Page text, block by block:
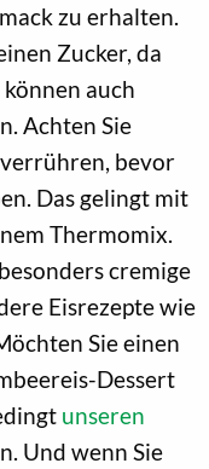
zu erhalten.
Zucker, da
auch
Achten Sie
bevor
Das gelingt mit
Thermomix.
cremige
Eisrezepte wie
Sie einen
Dessert
unseren
Und wenn Sie